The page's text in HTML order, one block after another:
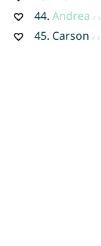
44. Andrea
45. Carson